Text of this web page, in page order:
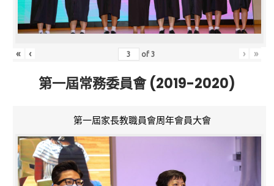
« ‹ of3 › »
第一屆常務委員會 (2019-2020)
第一屆家長教職員會周年會員大會